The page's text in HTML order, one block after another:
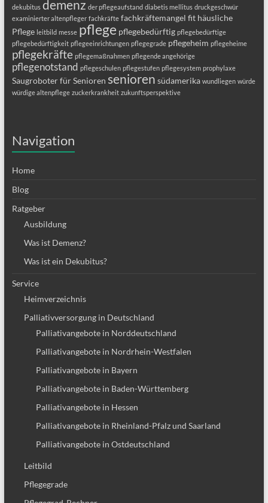
dekubitus demenz der pflegeaufstand diabetis mellitus druckgeschwür
examinierter altenpfleger fachkräfte fachkräftemangel fit häusliche
Pflege leitbild messe pflege pflegebedürftig pflegebedürftige
pflegebedürftigkeit pflegeeinrichtungen pflegegrade pflegeheim pflegeheime
pflegekräfte pflegemaßnahmen pflegende angehörige
pflegenotstand pflegeschulen pflegestufen pflegesystem prophylaxe
Saugroboter für Senioren senioren südamerika wundliegen würde
würdige altenpflege zuckerkrankheit zukunftsperspektive
Navigation
Home
Blog
Ratgeber
Ausbildung
Was ist Demenz?
Was ist ein Dekubitus?
Service
Heimverzeichnis
Palliativversorgung in Deutschland
Palliativangebote in Norddeutschland
Palliativangebote in Nordrhein-Westfalen
Palliativangebote in Bayern
Palliativangebote in Baden-Württemberg
Palliativangebote in Hessen
Palliativangebote in Rheinland-Pfalz und Saarland
Palliativangebote in Ostdeutschland
Leitbild
Pflegegrade